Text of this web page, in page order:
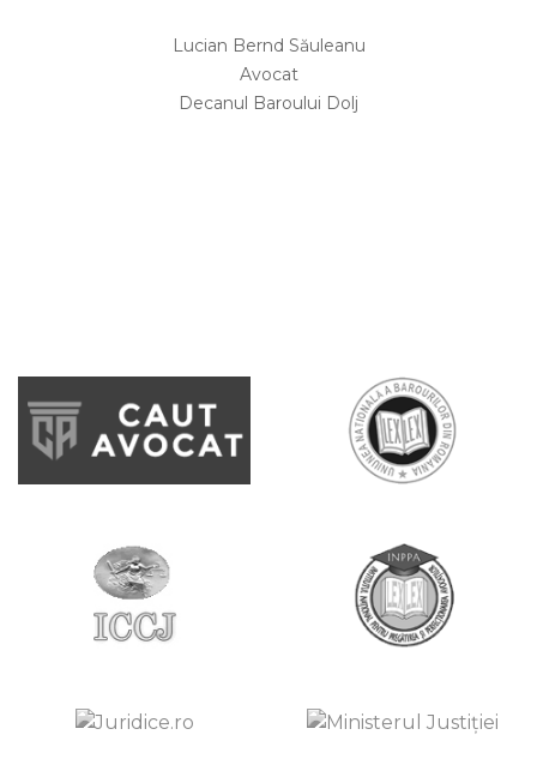
Lucian Bernd Săuleanu
Avocat
Decanul Baroului Dolj